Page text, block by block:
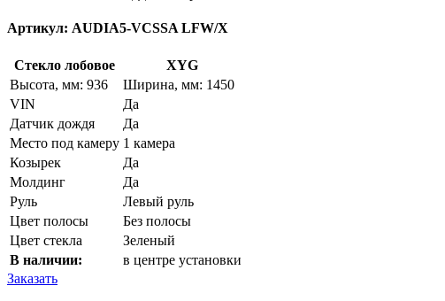
Артикул: AUDIA5-VCSSA LFW/X
Стекло лобовое
XYG
Высота, мм: 936
Ширина, мм: 1450
VIN
Да
Датчик дождя
Да
Место под камеру 1 камера
Козырек
Да
Молдинг
Да
Руль
Левый руль
Цвет полосы
Без полосы
Цвет стекла
Зеленый
В наличии:
в центре установки
Заказать